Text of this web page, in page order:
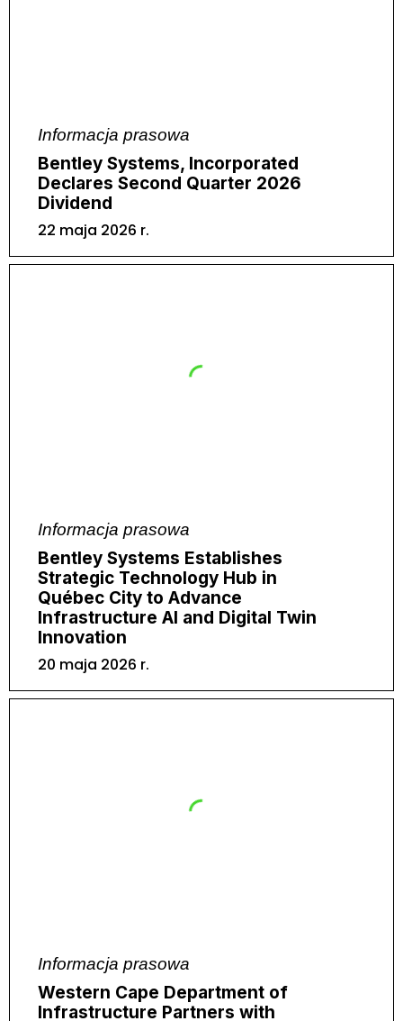
Informacja prasowa
Bentley Systems, Incorporated
Declares Second Quarter 2026
Dividend
22 maja 2026 r.
Informacja prasowa
Bentley Systems Establishes
Strategic Technology Hub in
Québec City to Advance
Infrastructure AI and Digital Twin
Innovation
20 maja 2026 r.
Informacja prasowa
Western Cape Department of
Infrastructure Partners with